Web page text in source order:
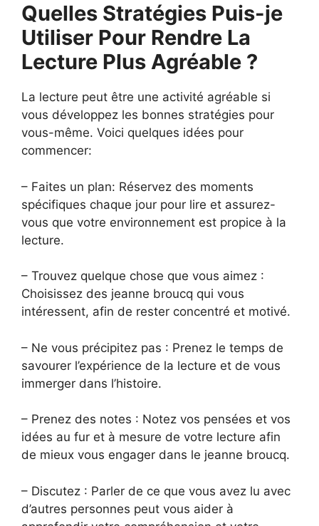
Quelles Stratégies Puis-je
Utiliser Pour Rendre La
Lecture Plus Agréable ?
La lecture peut être une activité agréable si
vous développez les bonnes stratégies pour
vous-même. Voici quelques idées pour
commencer:
– Faites un plan: Réservez des moments
spécifiques chaque jour pour lire et assurez-
vous que votre environnement est propice à la
lecture.
– Trouvez quelque chose que vous aimez :
Choisissez des jeanne broucq qui vous
intéressent, afin de rester concentré et motivé.
– Ne vous précipitez pas : Prenez le temps de
savourer l’expérience de la lecture et de vous
immerger dans l’histoire.
– Prenez des notes : Notez vos pensées et vos
idées au fur et à mesure de votre lecture afin
de mieux vous engager dans le jeanne broucq.
– Discutez : Parler de ce que vous avez lu avec
d’autres personnes peut vous aider à